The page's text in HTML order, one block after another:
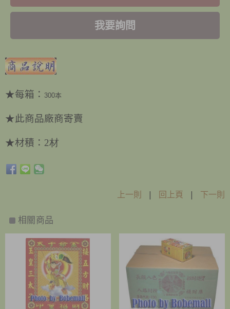
我要詢問
★每箱： 300本
★此商品廠商寄賣
★材積： 2材
上一則 | 回上頁 | 下一則
相關商品